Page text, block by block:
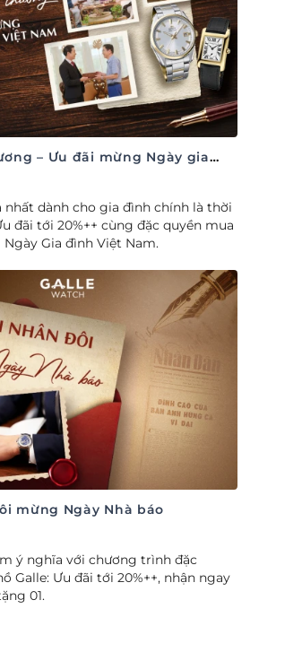
– Ưu đãi mừng Ngày gia
06
nhất dành cho gia đình chính là thời
đãi tới 20%++ cùng đặc quyền mua
Ngày Gia đình Việt Nam.
mừng Ngày Nhà báo
ý nghĩa với chương trình đặc
Galle: Ưu đãi tới 20%++, nhận ngay
01.